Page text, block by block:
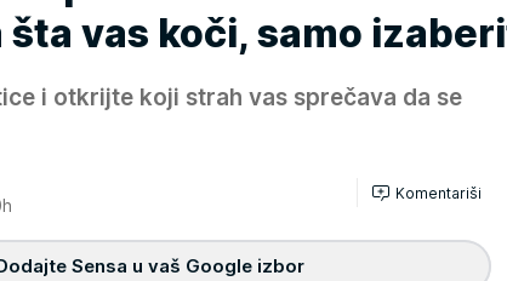
vas koči, samo
i otkrijte koji strah vas sprečava da se
Komentariši
Sensa u vaš Google izbor